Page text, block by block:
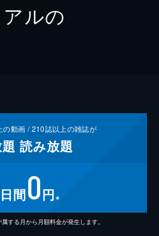
ルの
の動画 /210誌以上の雑誌が
読み放題
日間0円 ※
する月から月額料金が発生します。